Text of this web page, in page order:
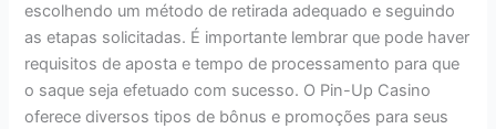
escolhendo um método de retirada adequado e seguindo
as etapas solicitadas. É importante lembrar que pode haver
requisitos de aposta e tempo de processamento para que
o saque seja efetuado com sucesso. O Pin-Up Casino
oferece diversos tipos de bônus e promoções para seus